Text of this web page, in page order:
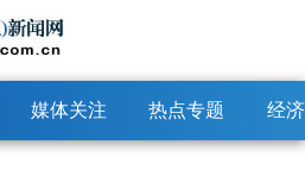
媒体关注 热点专题 经